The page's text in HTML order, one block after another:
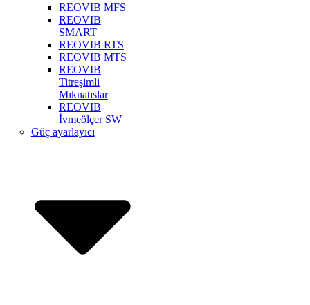
REOVIB MFS
REOVIB
SMART
REOVIB RTS
REOVIB MTS
REOVIB
Titreşimli
Mıknatıslar
REOVIB
İvmeölçer SW
Güç ayarlayıcı